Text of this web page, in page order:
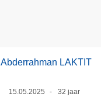
Abderrahman LAKTIT
Datum
15.05.2025
32 jaar